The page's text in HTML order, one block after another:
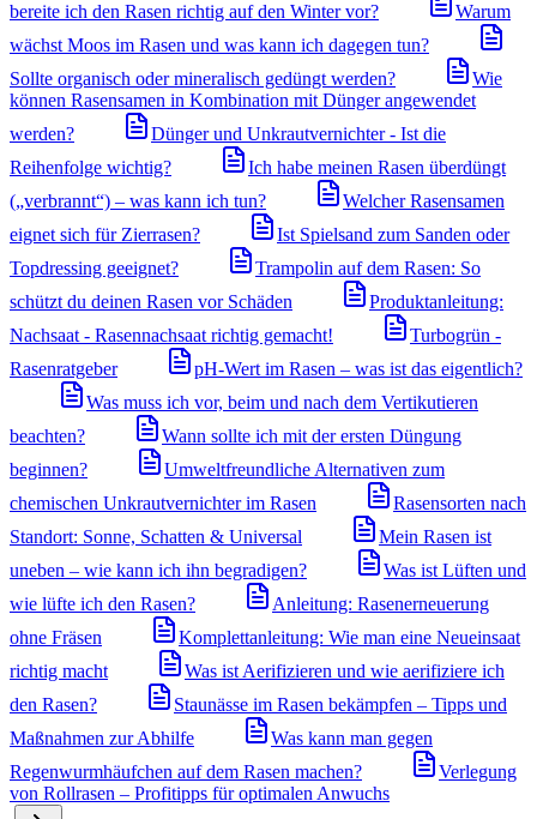
bereite ich den Rasen richtig auf den Winter vor?
Warum
wächst Moos im Rasen und was kann ich dagegen tun?
Sollte organisch oder mineralisch gedüngt werden?
Wie
können Rasensamen in Kombination mit Dünger angewendet
werden?
Dünger und Unkrautvernichter - Ist die
Reihenfolge wichtig?
Ich habe meinen Rasen überdüngt
(„verbrannt“) – was kann ich tun?
Welcher Rasensamen
eignet sich für Zierrasen?
Ist Spielsand zum Sanden oder
Topdressing geeignet?
Trampolin auf dem Rasen: So
schützt du deinen Rasen vor Schäden
Produktanleitung:
Nachsaat - Rasennachsaat richtig gemacht!
Turbogrün -
Rasenratgeber
pH-Wert im Rasen – was ist das eigentlich?
Was muss ich vor, beim und nach dem Vertikutieren
beachten?
Wann sollte ich mit der ersten Düngung
beginnen?
Umweltfreundliche Alternativen zum
chemischen Unkrautvernichter im Rasen
Rasensorten nach
Standort: Sonne, Schatten & Universal
Mein Rasen ist
uneben – wie kann ich ihn begradigen?
Was ist Lüften und
wie lüfte ich den Rasen?
Anleitung: Rasenerneuerung
ohne Fräsen
Komplettanleitung: Wie man eine Neueinsaat
richtig macht
Was ist Aerifizieren und wie aerifiziere ich
den Rasen?
Staunässe im Rasen bekämpfen – Tipps und
Maßnahmen zur Abhilfe
Was kann man gegen
Regenwurmhäufchen auf dem Rasen machen?
Verlegung
von Rollrasen – Profitipps für optimalen Anwuchs